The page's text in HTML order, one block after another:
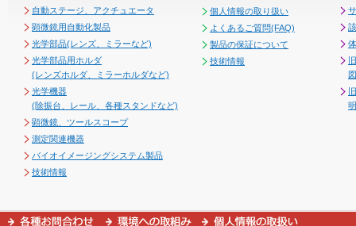
自動ステージ、アクチュエータ
顕微鏡用自動化製品
光学部品(レンズ、ミラーなど)
光学部品用ホルダ
(レンズホルダ、ミラーホルダなど)
光学機器
(除振台、レール、各種スタンドなど)
顕微鏡、ツールスコープ
測定関連機器
バイオイメージングシステム製品
技術情報
個人情報の取り扱い
よくあるご質問(FAQ)
製品の保証について
技術情報